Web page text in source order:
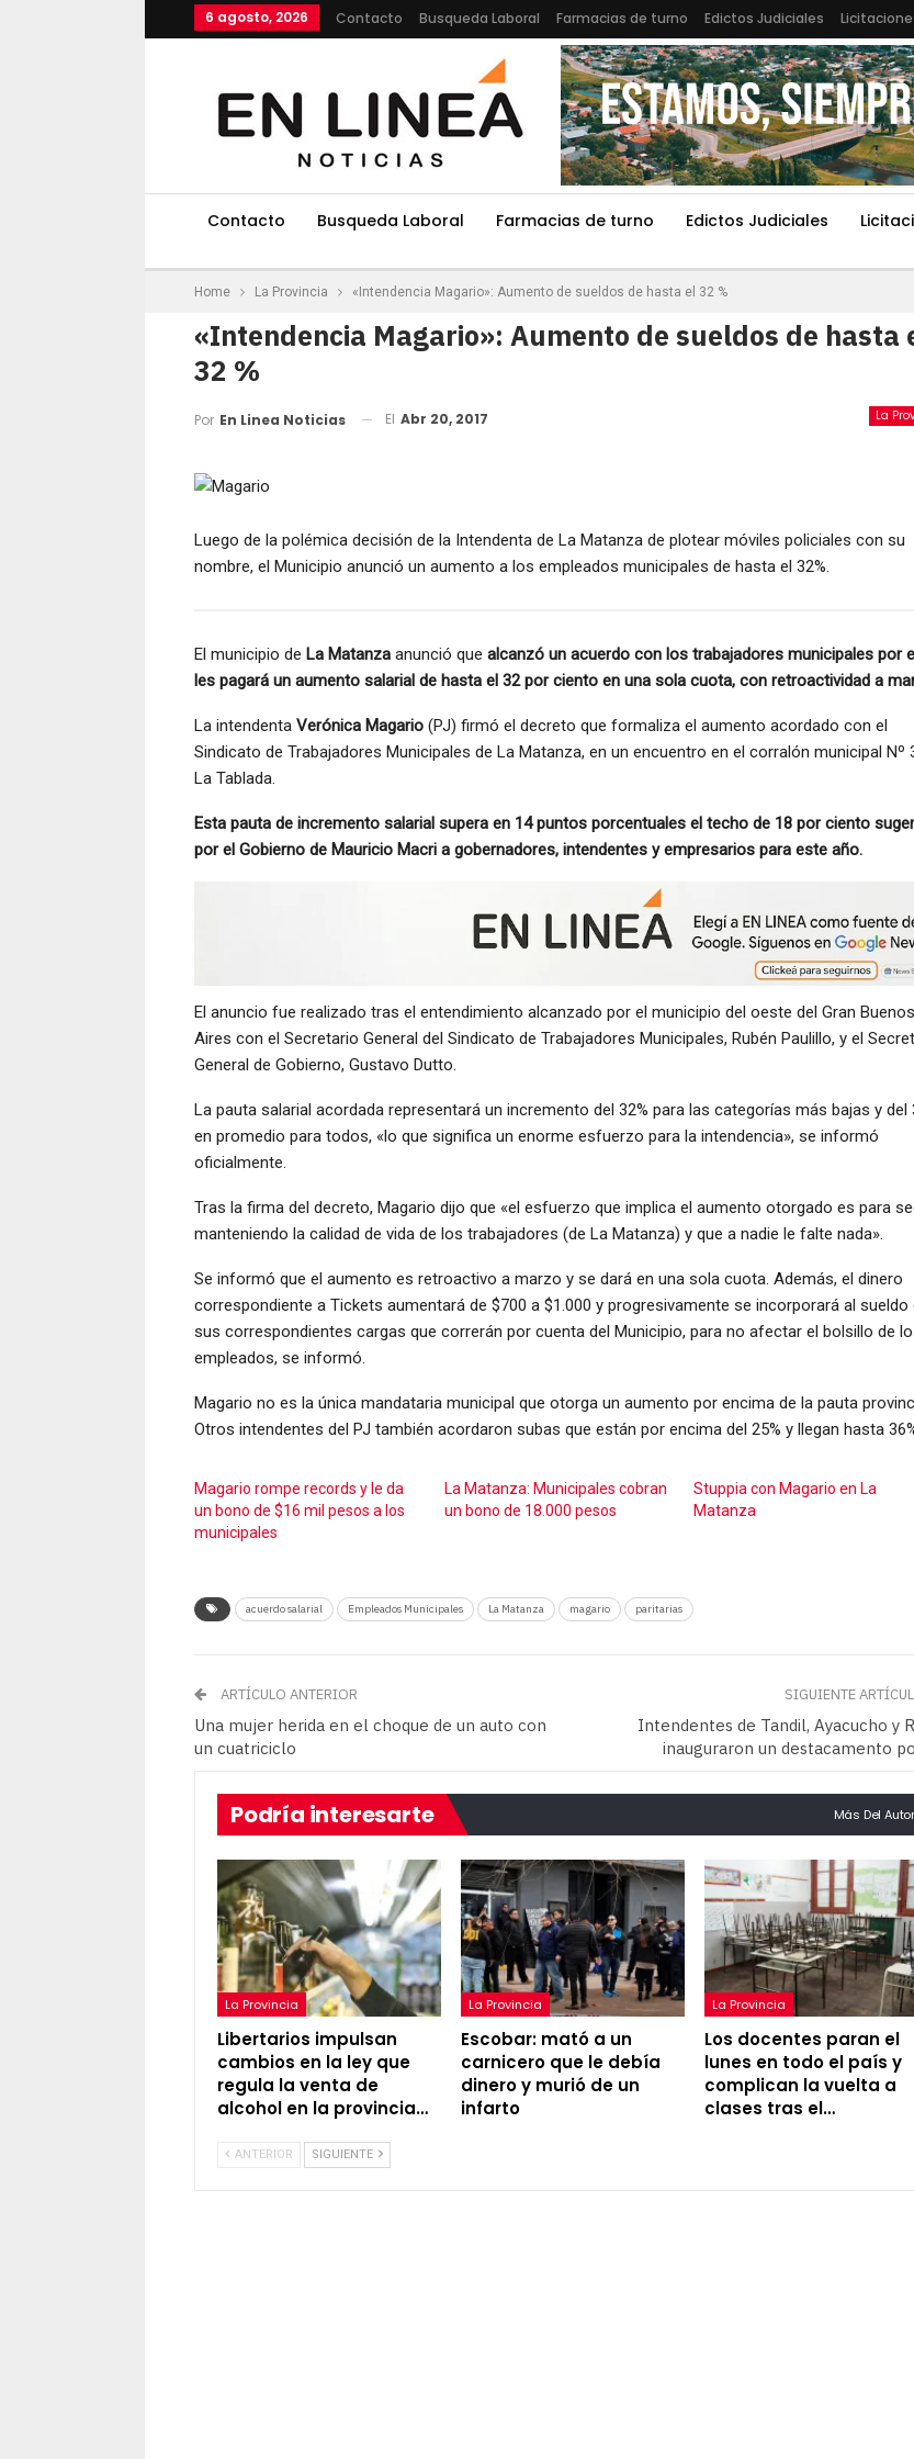
6 agosto, 2026 Contacto Busqueda Laboral Farmacias de turno Edictos Judiciales
Contacto Busqueda Laboral Farmacias de turno Edictos Judiciales
Home La Provincia «Intendencia Magario»: Aumento de sueldos de hasta el 32 %
«Intendencia Magario»: Aumento de sueldos de hasta
32 %
La
Por En Linea Noticias El Abr 20, 2017
Luego de la polémica decisión de la Intendenta de La Matanza de plotear móviles policiales con su
nombre, el Municipio anunció un aumento a los empleados municipales de hasta el 32%.
El municipio de La Matanza anunció que alcanzó un acuerdo con los trabajadores municipales por
les pagará un aumento salarial de hasta el 32 por ciento en una sola cuota, con retroactividad a
La intendenta Verónica Magario (PJ) firmó el decreto que formaliza el aumento acordado con el
Sindicato de Trabajadores Municipales de La Matanza, en un encuentro en el corralón municipal Nº
La Tablada.
Esta pauta de incremento salarial supera en 14 puntos porcentuales el techo de 18 por ciento
por el Gobierno de Mauricio Macri a gobernadores, intendentes y empresarios para este año.
El anuncio fue realizado tras el entendimiento alcanzado por el municipio del oeste del Gran Buenos
Aires con el Secretario General del Sindicato de Trabajadores Municipales, Rubén Paulillo, y el
General de Gobierno, Gustavo Dutto.
La pauta salarial acordada representará un incremento del 32% para las categorías más bajas y del
en promedio para todos, «lo que significa un enorme esfuerzo para la intendencia», se informó
oficialmente.
Tras la firma del decreto, Magario dijo que «el esfuerzo que implica el aumento otorgado es para
manteniendo la calidad de vida de los trabajadores (de La Matanza) y que a nadie le falte nada».
Se informó que el aumento es retroactivo a marzo y se dará en una sola cuota. Además, el dinero
correspondiente a Tickets aumentará de $700 a $1.000 y progresivamente se incorporará al sueldo
sus correspondientes cargas que correrán por cuenta del Municipio, para no afectar el bolsillo de
empleados, se informó.
Magario no es la única mandataria municipal que otorga un aumento por encima de la pauta
Otros intendentes del PJ también acordaron subas que están por encima del 25% y llegan hasta
Magario rompe records y le da
un bono de $16 mil pesos a los
municipales
La Matanza: Municipales cobran
un bono de 18.000 pesos
Stuppia con Magario en La
Matanza
acuerdo salarial Empleados Municipales La Matanza magario paritarias
ARTÍCULO ANTERIOR
Una mujer herida en el choque de un auto con
un cuatriciclo
SIGUIENTE
Intendentes de Tandil, Ayacucho y
inauguraron un destacamento
Podría interesarte Más Del Autor
La Provincia
Libertarios impulsan
cambios en la ley que
regula la venta de
alcohol en la provincia…
La Provincia
Escobar: mató a un
carnicero que le debía
dinero y murió de un
infarto
La Provincia
Los docentes paran el
lunes en todo el país y
complican la vuelta a
clases tras el…
ANTERIOR SIGUIENTE